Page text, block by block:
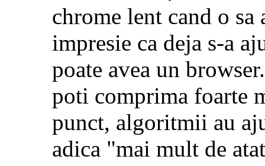
chrome lent cand o
impresie ca deja s-a
poate avea un
poti comprima foarte
punct, algoritmii au
adica "mai mult de